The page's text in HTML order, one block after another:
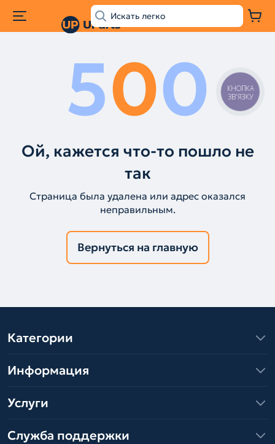
500
Ой, кажется что-то пошло не
так
Страница была удалена или адрес оказался
неправильным.
Вернуться на главную
Категории
Информация
Услуги
Служба поддержки
КНОПКА
ЗВ'ЯЗКУ